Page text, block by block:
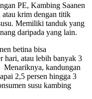
PE, Kambing Saanen
krim dengan titik
Memiliki tanduk yang
daripada yang lain.
betina bisa
hari, atau lebih banyak 3
kandungan
2,5 persen hingga 3
susu kambing